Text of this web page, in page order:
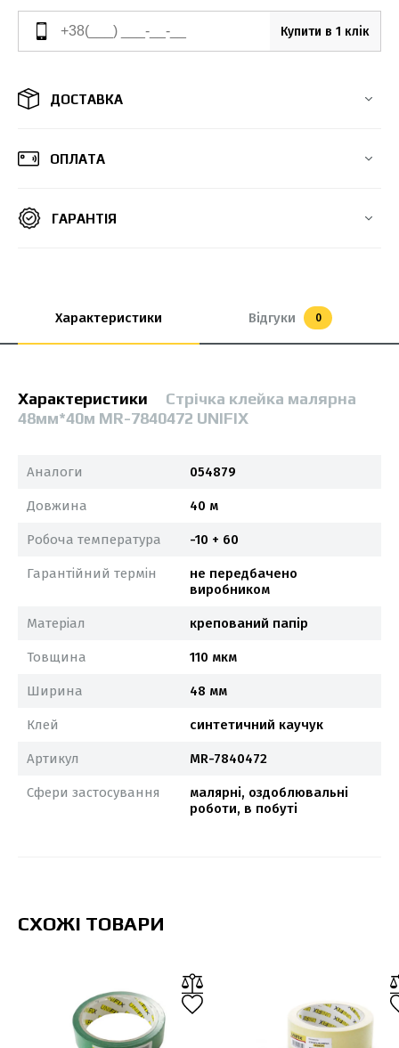
Купити в 1 клік
ДОСТАВКА
ОПЛАТА
ГАРАНТІЯ
Характеристики Відгуки 0
Характеристики
Стрічка клейка малярна
48мм*40м MR-7840472 UNIFIX
Аналоги 054879
Довжина 40 м
Робоча температура -10 + 60
Гарантійний термін
не передбачено
виробником
Матеріал крепований папір
Товщина 110 мкм
Ширина 48 мм
Клей синтетичний каучук
Артикул MR-7840472
Сфери застосування
малярні, оздоблювальні
роботи, в побуті
СХОЖІ ТОВАРИ